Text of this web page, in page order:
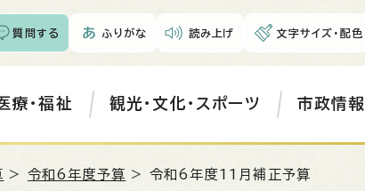
質問する ふりがな 読み上げ 文字サイズ・配色
療・福祉 観光・文化・スポーツ 市政情報
> 令和6年度予算 > 令和6年度11月補正予算